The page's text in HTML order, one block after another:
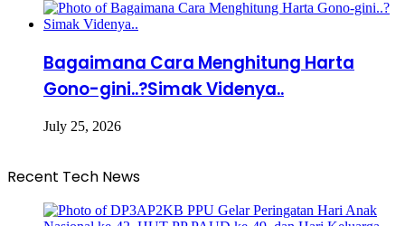
Bagaimana Cara Menghitung Harta
Gono-gini..?Simak Videnya..
July 25, 2026
Recent Tech News